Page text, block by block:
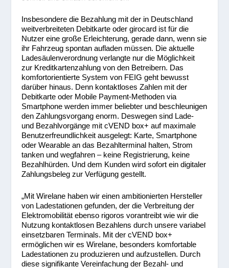
Insbesondere die Bezahlung mit der in Deutschland
weitverbreiteten Debitkarte oder girocard ist für die
Nutzer eine große Erleichterung, gerade dann, wenn sie
ihr Fahrzeug spontan aufladen müssen. Die aktuelle
Ladesäulenverordnung verlangte nur die Möglichkeit
zur Kreditkartenzahlung von den Betreibern. Das
komfortorientierte System von FEIG geht bewusst
darüber hinaus. Denn kontaktloses Zahlen mit der
Debitkarte oder Mobile Payment-Methoden via
Smartphone werden immer beliebter und beschleunigen
den Zahlungsvorgang enorm. Deswegen sind Lade-
und Bezahlvorgänge mit cVEND box+ auf maximale
Benutzerfreundlichkeit ausgelegt: Karte, Smartphone
oder Wearable an das Bezahlterminal halten, Strom
tanken und wegfahren – keine Registrierung, keine
Bezahlhürden. Und dem Kunden wird sofort ein digitaler
Zahlungsbeleg zur Verfügung gestellt.
„Mit Wirelane haben wir einen ambitionierten Hersteller
von Ladestationen gefunden, der die Verbreitung der
Elektromobilität ebenso rigoros vorantreibt wie wir die
Nutzung kontaktlosen Bezahlens durch unsere variabel
einsetzbaren Terminals. Mit der cVEND box+
ermöglichen wir es Wirelane, besonders komfortable
Ladestationen zu produzieren und aufzustellen. Durch
diese signifikante Vereinfachung der Bezahl- und